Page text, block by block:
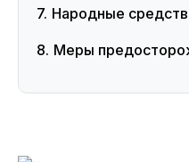
Народные
Меры